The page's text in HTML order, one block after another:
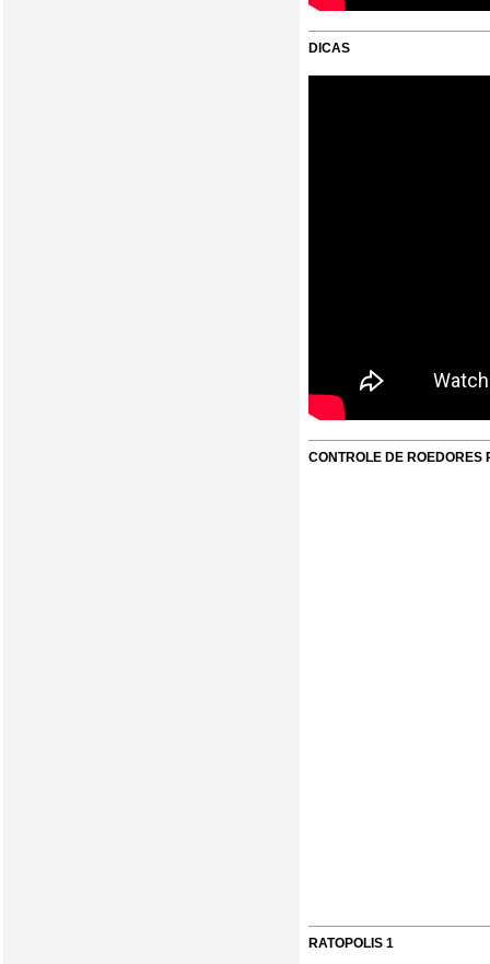
DICAS
CONTROLE DE ROEDORES
RATOPOLIS 1